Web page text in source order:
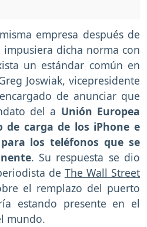
empresa después de
dicha norma con
un estándar común en
Joswiak, vicepresidente
de anunciar que
del a Unión Europea
de carga de los iPhone e
los teléfonos que se
. Su respuesta se dio
de The Wall Street
el remplazo del puerto
estando presente en el
mundo.